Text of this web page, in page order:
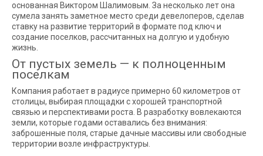
основанная Виктором Шалимовым. За несколько лет она
сумела занять заметное место среди девелоперов, сделав
ставку на развитие территорий в формате под ключ и
создание поселков, рассчитанных на долгую и удобную
жизнь.
От пустых земель — к полноценным
поселкам
Компания работает в радиусе примерно 60 километров от
столицы, выбирая площадки с хорошей транспортной
связью и перспективами роста. В разработку вовлекаются
земли, которые годами оставались без внимания:
заброшенные поля, старые дачные массивы или свободные
территории возле инфраструктуры.